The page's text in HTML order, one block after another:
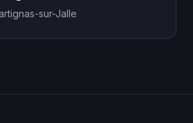
sur-Jalle